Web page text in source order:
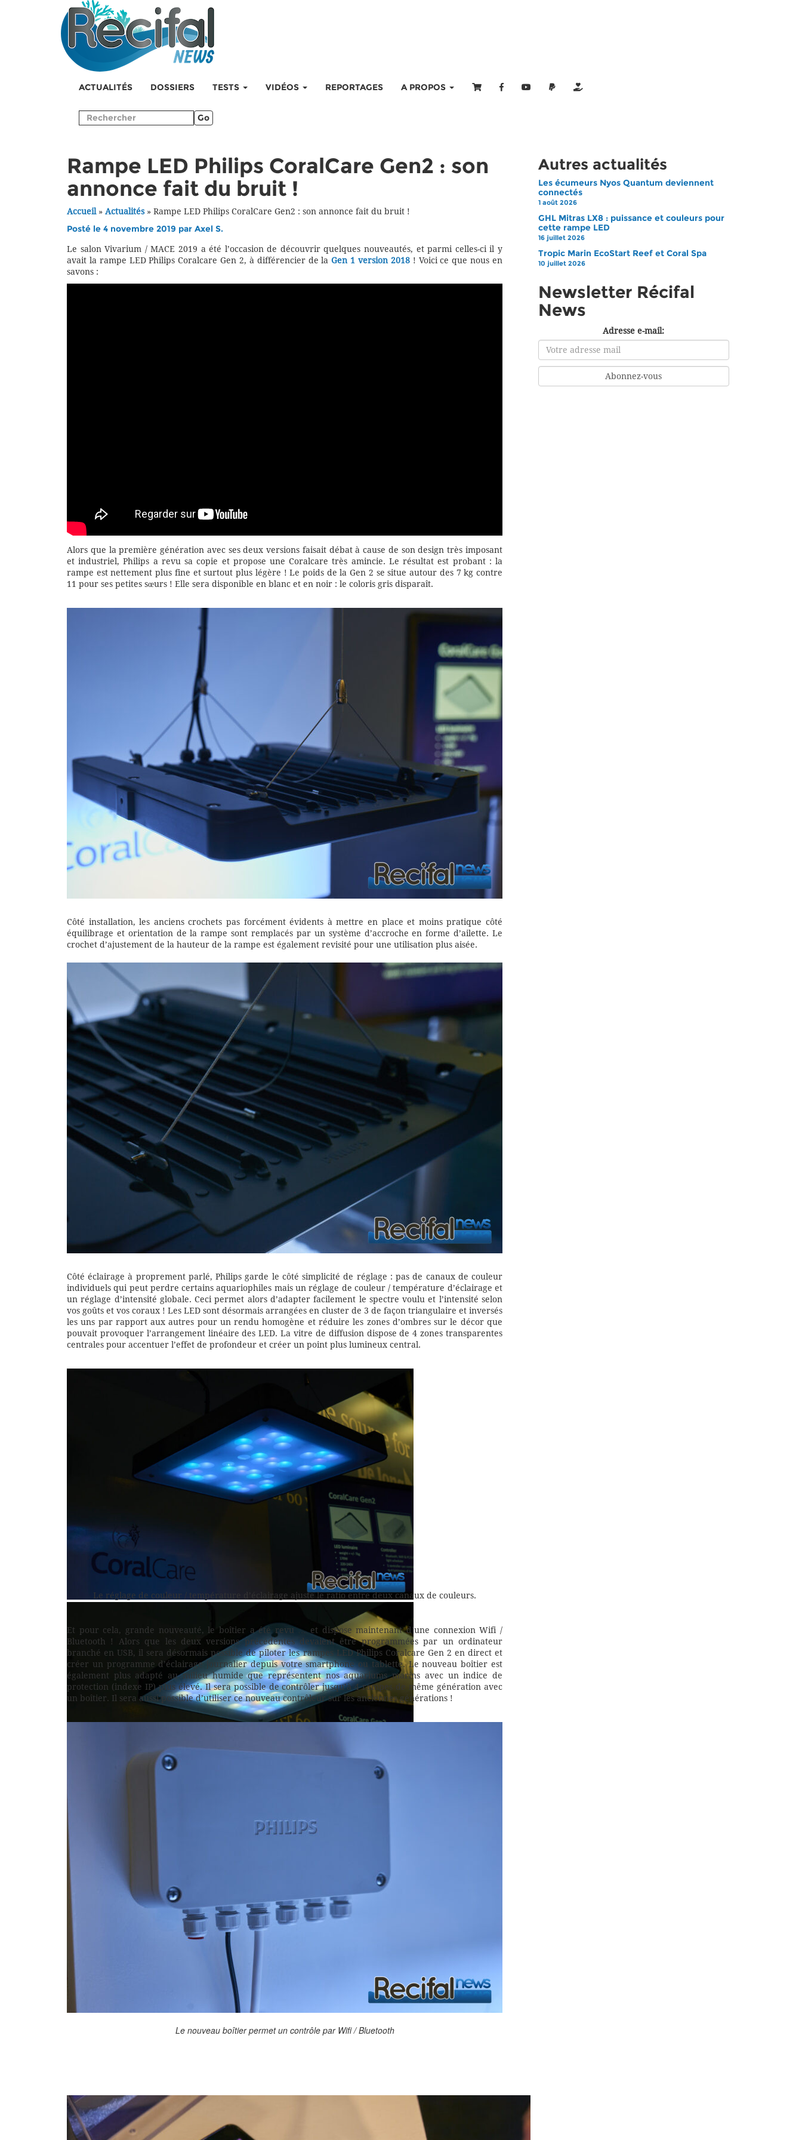
ACTUALITÉS DOSSIERS TESTS VIDÉOS REPORTAGES A PROPOS
Go
Rampe LED Philips CoralCare Gen2 : son
annonce fait du bruit !
Accueil» Actualités» Rampe LED Philips CoralCare Gen2 : son annonce fait du bruit !
Posté le 4 novembre 2019 par Axel S.
Le salon Vivarium / MACE 2019 a été l’occasion de découvrir quelques nouveautés, et parmi celles-ci il y
avait la rampe LED Philips Coralcare Gen 2, à différencier de laGen 1 version 2018! Voici ce que nous en
savons :
Alors que la première génération avec ses deux versions faisait débat à cause de son design très imposant
et industriel, Philips a revu sa copie et propose une Coralcare très amincie. Le résultat est probant : la
rampe est nettement plus fine et surtout plus légère ! Le poids de la Gen 2 se situe autour des 7 kg contre
11 pour ses petites sœurs ! Elle sera disponible en blanc et en noir : le coloris gris disparaît.
Côté installation, les anciens crochets pas forcément évidents à mettre en place et moins pratique côté
équilibrage et orientation de la rampe sont remplacés par un système d’accroche en forme d’ailette. Le
crochet d’ajustement de la hauteur de la rampe est également revisité pour une utilisation plus aisée.
Côté éclairage à proprement parlé, Philips garde le côté simplicité de réglage : pas de canaux de couleur
individuels qui peut perdre certains aquariophiles mais un réglage de couleur / température d’éclairage et
un réglage d’intensité globale. Ceci permet alors d’adapter facilement le spectre voulu et l’intensité selon
vos goûts et vos coraux ! Les LED sont désormais arrangées en cluster de 3 de façon triangulaire et inversés
les uns par rapport aux autres pour un rendu homogène et réduire les zones d’ombres sur le décor que
pouvait provoquer l’arrangement linéaire des LED. La vitre de diffusion dispose de 4 zones transparentes
centrales pour accentuer l’effet de profondeur et créer un point plus lumineux central.
Le réglage de couleur / température d’éclairage ajuste le ratio entre deux canaux de couleurs.
Et pour cela, grande nouveauté, le boîtier a été revu … et dispose maintenant d’une connexion Wifi /
Bluetooth ! Alors que les deux versions précédentes devaient être programmées par un ordinateur
branché en USB, il sera désormais possible de piloter les rampes LED Philips Coralcare Gen 2 en direct et
créer un programme d’éclairage journalier depuis votre smartphone ou tablette. Le nouveau boîtier est
également plus adapté au milieu humide que représentent nos aquariums marins avec un indice de
protection (indexe IP) plus élevé. Il sera possible de contrôler jusqu’à 4 rampes de même génération avec
un boîtier. Il sera aussi possible d’utiliser ce nouveau contrôleur sur les anciennes générations !
Le nouveau boîtier permet un contrôle par Wifi / Bluetooth
Autres actualités
Les écumeurs Nyos Quantum deviennent
connectés
1 août 2026
GHL Mitras LX8 : puissance et couleurs pour
cette rampe LED
16 juillet 2026
Tropic Marin EcoStart Reef et Coral Spa
10 juillet 2026
Newsletter Récifal
News
Adresse e-mail: